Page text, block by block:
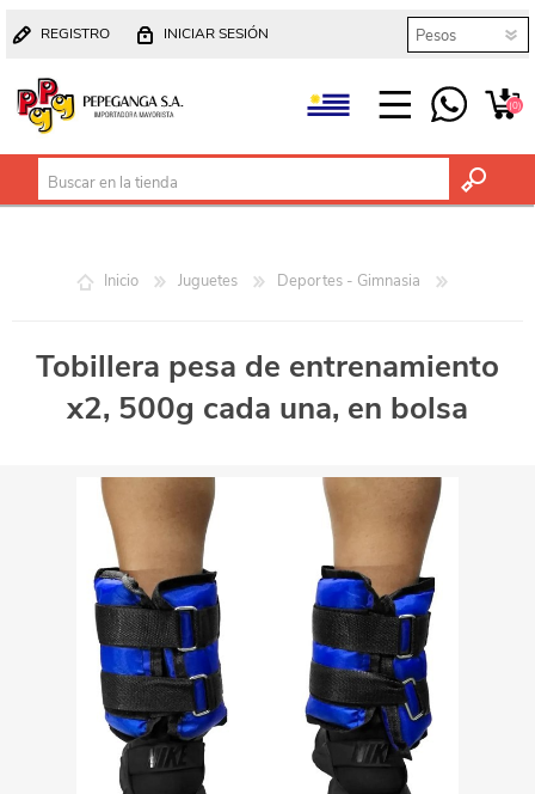
REGISTRO INICIAR SESIÓN
(0)
Inicio Juguetes Deportes - Gimnasia
Tobillera pesa de entrenamiento
x2, 500g cada una, en bolsa